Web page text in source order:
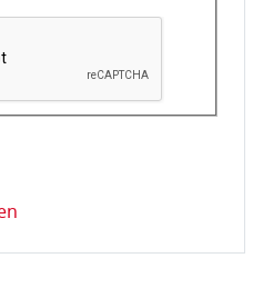
dat u een mens